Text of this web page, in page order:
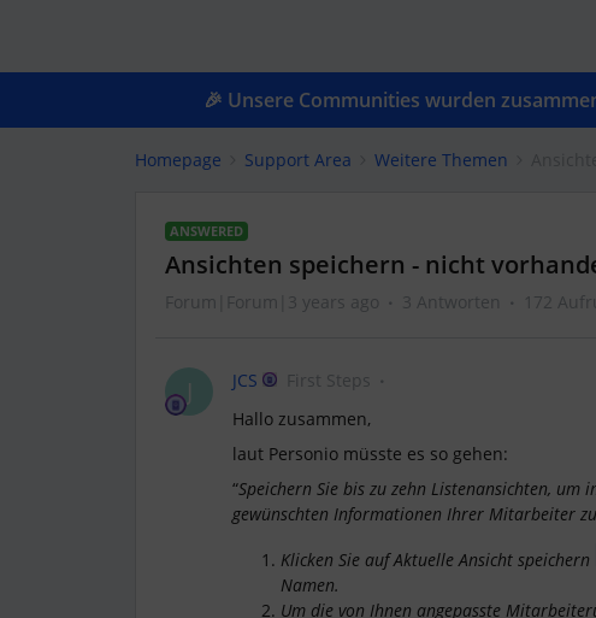
🎉 Unsere Communities wurden
Homepage Support Area Weitere Themen
ANSWERED
Ansichten speichern - nicht
Forum|Forum|3 years ago 3 Antworten 172
J JCS
First Steps
Hallo zusammen,
laut Personio müsste es so gehen:
“Speichern Sie bis zu zehn Listenansichten,
gewünschten Informationen Ihrer Mitarbeiter
Klicken Sie auf Aktuelle Ansicht speichern
Namen.
Um die von Ihnen angepasste